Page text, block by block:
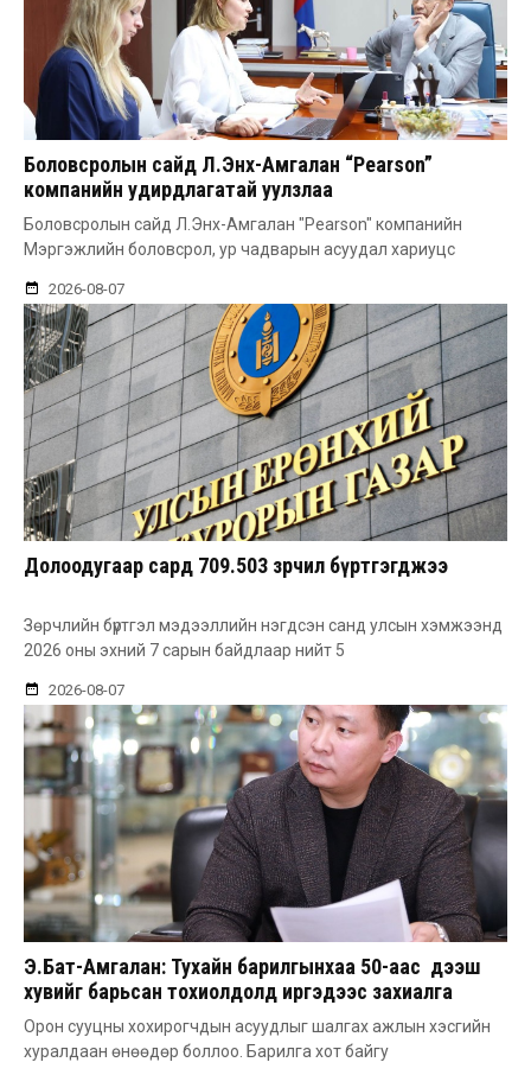
Боловсролын сайд Л.Энх-Амгалан “Pearson”
компанийн удирдлагатай уулзлаа
Боловсролын сайд Л.Энх-Амгалан "Pearson" компанийн
Мэргэжлийн боловсрол, ур чадварын асуудал хариуцс
2026-08-07
Долоодугаар сард 709.503 зөрчил бүртгэгджээ
Зөрчлийн бүртгэл мэдээллийн нэгдсэн санд улсын хэмжээнд
2026 оны эхний 7 сарын байдлаар нийт 5
2026-08-07
Э.Бат-Амгалан: Тухайн барилгынхаа 50-аас дээш
хувийг барьсан тохиолдолд иргэдээс захиалга
авдаг болгоно
Орон сууцны хохирогчдын асуудлыг шалгах ажлын хэсгийн
хуралдаан өнөөдөр боллоо. Барилга хот байгу